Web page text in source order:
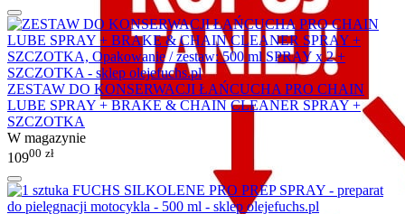
ZESTAW DO KONSERWACJI ŁAŃCUCHA PRO CHAIN
LUBE SPRAY + BRAKE & CHAIN CLEANER SPRAY +
SZCZOTKA
W magazynie
10900 zł